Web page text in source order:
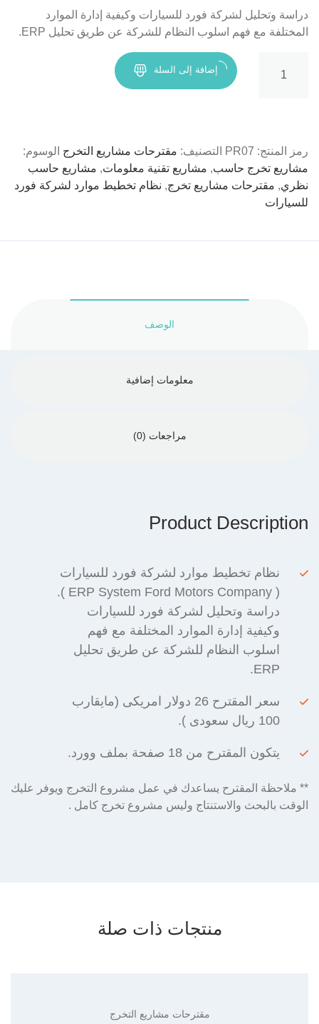
دراسة وتحليل لشركة فورد للسيارات وكيفية إدارة الموارد
المختلفة مع فهم اسلوب النظام للشركة عن طريق تحليل ERP.
للسيارات
ERP
إضافة إلى السلة
رمز المنتج: PR07 التصنيف: مقترحات مشاريع التخرج الوسوم:
مشاريع تخرج حاسب, مشاريع تقنية معلومات, مشاريع حاسب
نظري, مقترحات مشاريع تخرج, نظام تخطيط موارد لشركة فورد
للسيارات
الوصف
معلومات إضافية
مراجعات (0)
Product Description
نظام تخطيط موارد لشركة فورد للسيارات
( ERP System Ford Motors Company ).
دراسة وتحليل لشركة فورد للسيارات
وكيفية إدارة الموارد المختلفة مع فهم
اسلوب النظام للشركة عن طريق تحليل
ERP.
سعر المقترح 26 دولار امريكى (مايقارب
100 ريال سعودى ).
يتكون المقترح من 18 صفحة بملف وورد.
** ملاحظة المقترح يساعدك في عمل مشروع التخرج ويوفر عليك
الوقت بالبحث والاستنتاج وليس مشروع تخرج كامل .
منتجات ذات صلة
مقترحات مشاريع التخرج